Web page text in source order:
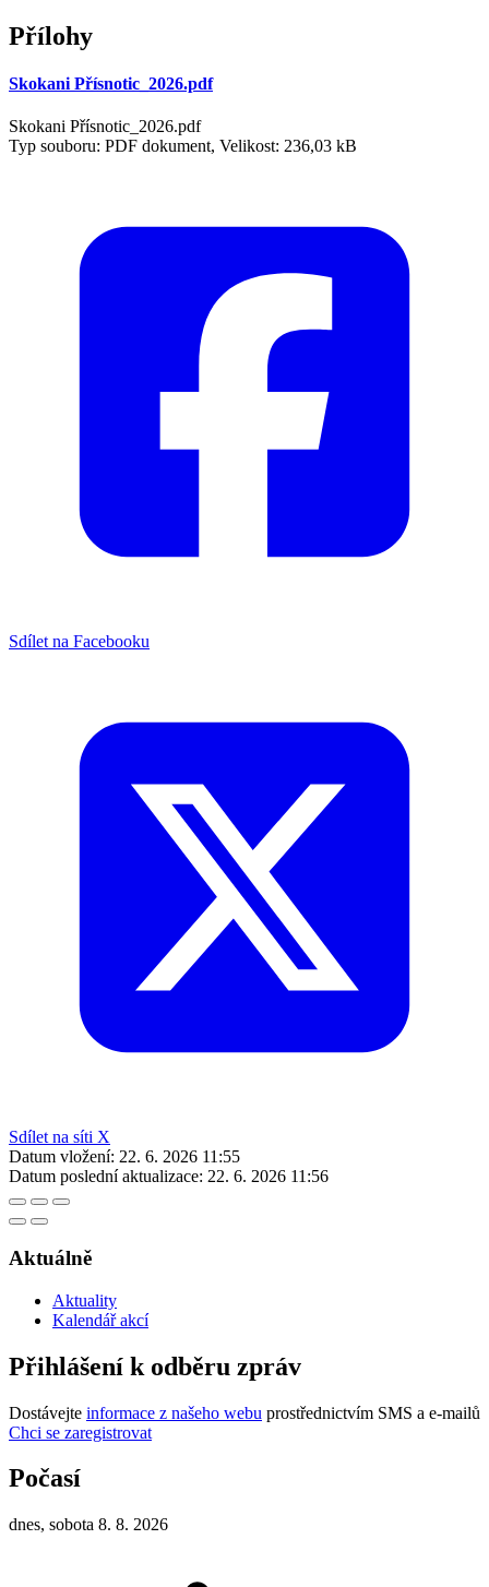
Přílohy
Skokani Přísnotic_2026.pdf
Skokani Přísnotic_2026.pdf
Typ souboru: PDF dokument, Velikost: 236,03 kB
Sdílet na Facebooku
Sdílet na síti X
Datum vložení: 22. 6. 2026 11:55
Datum poslední aktualizace: 22. 6. 2026 11:56
Aktuálně
Aktuality
Kalendář akcí
Přihlášení k odběru zpráv
Dostávejte informace z našeho webu prostřednictvím SMS a e-mailů
Chci se zaregistrovat
Počasí
dnes, sobota 8. 8. 2026